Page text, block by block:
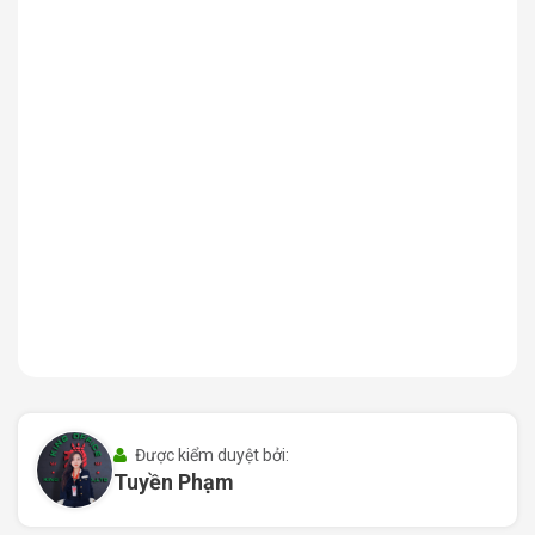
dùng nhanh, công nghệ,…
Tọa lạc gần các
chợ truyền thống
đại , thuận tiện mua sắm, sinh hoạt cho nhân viên văn
Được kiểm duyệt bởi:
Tuyền Phạm